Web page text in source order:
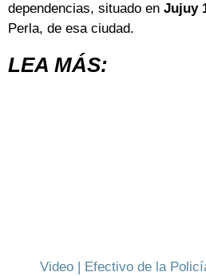
dependencias, situado en Jujuy
Perla, de esa ciudad.
LEA MÁS:
Video | Efectivo de la